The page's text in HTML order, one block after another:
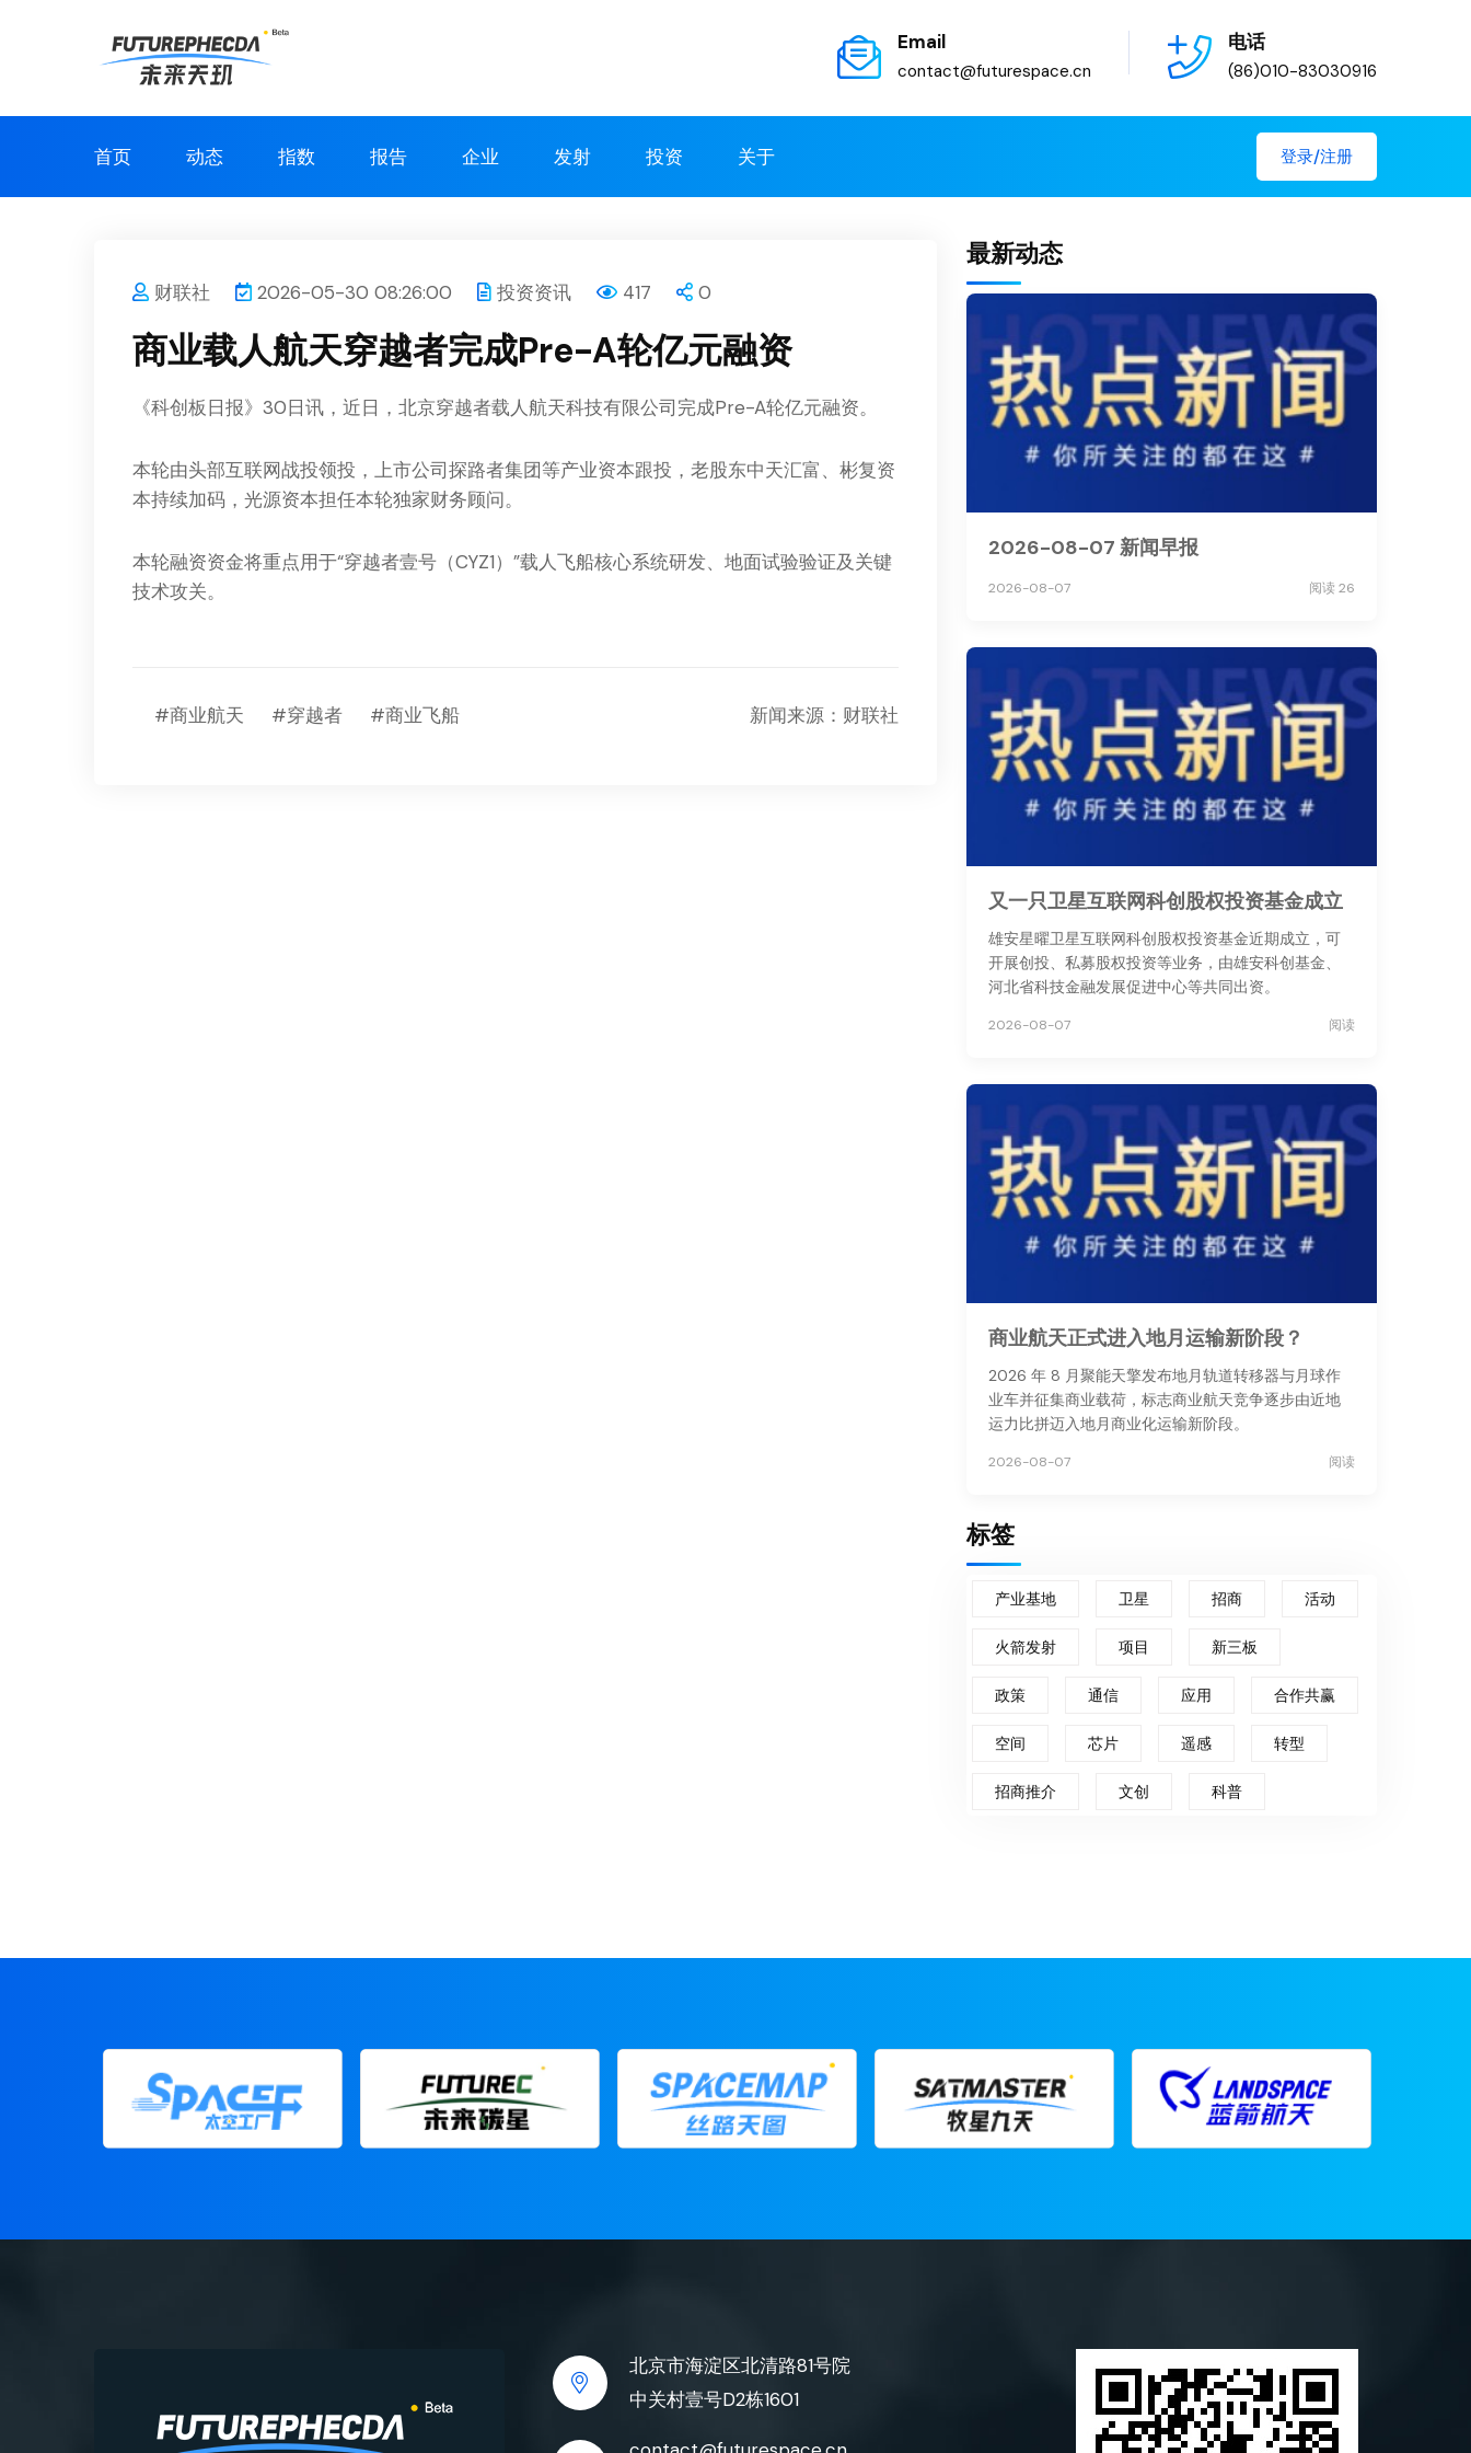
Email
contact@futurespace.cn
电话
(86)010-83030916
首页 动态 指数 报告 企业 发射 投资 关于 登录/注册
财联社 2026-05-30 08:26:00 投资资讯 417 0
商业载人航天穿越者完成Pre-A轮亿元融资
《科创板日报》30日讯，近日，北京穿越者载人航天科技有限公司完成Pre-A轮亿元融资。
本轮由头部互联网战投领投，上市公司探路者集团等产业资本跟投，老股东中天汇富、彬复资
本持续加码，光源资本担任本轮独家财务顾问。
本轮融资资金将重点用于“穿越者壹号（CYZ1）”载人飞船核心系统研发、地面试验验证及关键
技术攻关。
#商业航天 #穿越者 #商业飞船 新闻来源：财联社
最新动态
2026-08-07 新闻早报
2026-08-07 阅读 26
又一只卫星互联网科创股权投资基金成立
雄安星曜卫星互联网科创股权投资基金近期成立，可
开展创投、私募股权投资等业务，由雄安科创基金、
河北省科技金融发展促进中心等共同出资。
2026-08-07 阅读
商业航天正式进入地月运输新阶段？
2026 年 8 月聚能天擎发布地月轨道转移器与月球作
业车并征集商业载荷，标志商业航天竞争逐步由近地
运力比拼迈入地月商业化运输新阶段。
2026-08-07 阅读
标签
产业基地 卫星 招商 活动
火箭发射 项目 新三板
政策 通信 应用 合作共赢
空间 芯片 遥感 转型
招商推介 文创 科普
北京市海淀区北清路81号院
中关村壹号D2栋1601